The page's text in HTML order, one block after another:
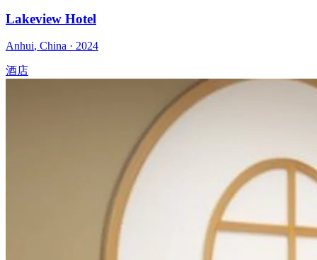
Lakeview Hotel
Anhui, China · 2024
酒店